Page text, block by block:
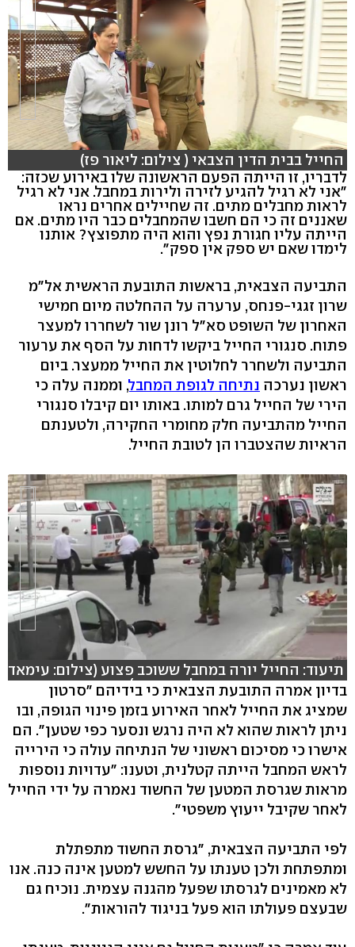
החייל בבית הדין הצבאי ( צילום: ליאור פז)
לדבריו, זו הייתה הפעם הראשונה שלו באירוע שכזה:
"אני לא רגיל להגיע לזירה ולירות במחבל. אני לא רגיל
לראות מחבלים מתים. זה שחיילים אחרים נראו
שאננים זה כי הם חשבו שהמחבלים כבר היו מתים. אם
הייתה עליו חגורת נפץ והוא היה מתפוצץ? אותנו
לימדו שאם יש ספק אין ספק".
התביעה הצבאית, בראשות התובעת הראשית אל"מ
שרון זגגי-פנחס, ערערה על ההחלטה מיום חמישי
האחרון של השופט סא"ל רונן שור לשחררו למעצר
פתוח. סנגורי החייל ביקשו לדחות על הסף את ערעור
התביעה ולשחרר לחלוטין את החייל ממעצר. ביום
ראשון נערכה נתיחה לגופת המחבל, וממנה עלה כי
הירי של החייל גרם למותו. באותו יום קיבלו סנגורי
החייל מהתביעה חלק מחומרי החקירה, ולטענתם
הראיות שהצטברו הן לטובת החייל.
hlsjs-lite: Network error
תיעוד: החייל יורה במחבל ששוכב פצוע (צילום: עימאד
אבו שמסייה. מתנדב בצלם בחברון)
בדיון אמרה התובעת הצבאית כי בידיהם "סרטון
שמציג את החייל לאחר האירוע בזמן פינוי הגופה, ובו
ניתן לראות שהוא לא היה נרגש ונסער כפי שטען". הם
אישרו כי מסיכום ראשוני של הנתיחה עולה כי הירייה
לראש המחבל הייתה קטלנית, וטענו: "עדויות נוספות
מראות שגרסת המטען של החשוד נאמרה על ידי החייל
לאחר שקיבל ייעוץ משפטי".
לפי התביעה הצבאית, "גרסת החשוד מתפתלת
ומתפתחת ולכן טענתו על החשש למטען אינה כנה. אנו
לא מאמינים לגרסתו שפעל מהגנה עצמית. נוכיח גם
שבעצם פעולתו הוא פעל בניגוד להוראות".